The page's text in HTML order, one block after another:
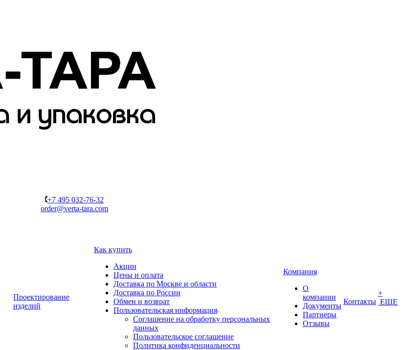
+7 495 032-76-32
order@verta-tara.com
Проектирование
изделий
Как купить
Акции
Цены и оплата
Доставка по Москве и области
Доставка по России
Обмен и возврат
Пользовательская информация
Соглашение на обработку персональных
данных
Пользовательское соглашение
Политика конфиденциальности
Компания
О
компании
Документы
Партнеры
Отзывы
Контакты
+
ЕЩЕ